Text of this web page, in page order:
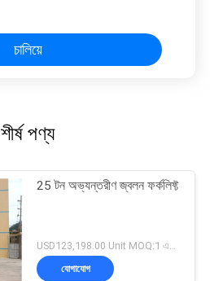
চালিয়ে
শীর্ষ পণ্য
25 টন অভ্যন্তরীণ জ্বলন ফর্কলিফ্ট
যোগাযোগ